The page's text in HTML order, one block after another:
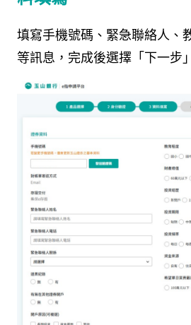
填寫手機號碼、緊急聯絡人、
等訊息，完成後選擇「下一步